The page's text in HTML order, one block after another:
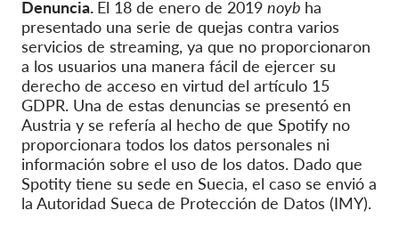
Denuncia. El 18 de enero de 2019 noyb ha
presentado una serie de quejas contra varios
servicios de streaming, ya que no proporcionaron
a los usuarios una manera fácil de ejercer su
derecho de acceso en virtud del artículo 15
GDPR. Una de estas denuncias se presentó en
Austria y se refería al hecho de que Spotify no
proporcionara todos los datos personales ni
información sobre el uso de los datos. Dado que
Spotity tiene su sede en Suecia, el caso se envió a
la Autoridad Sueca de Protección de Datos (IMY).